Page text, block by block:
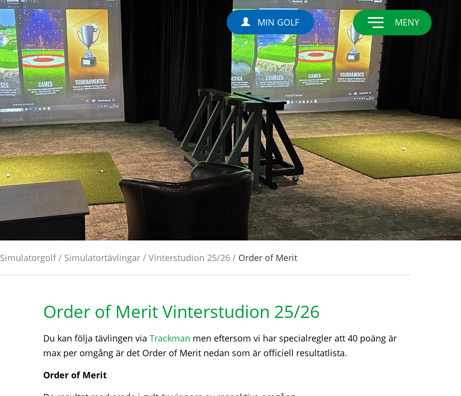
MIN GOLF MENY
Simulatorgolf / Simulatortävlingar / Vinterstudion 25/26 / Order of Merit
Order of Merit Vinterstudion 25/26
Du kan följa tävlingen via Trackman men eftersom vi har specialregler att 40 poäng är
max per omgång är det Order of Merit nedan som är officiell resultatlista.
Order of Merit